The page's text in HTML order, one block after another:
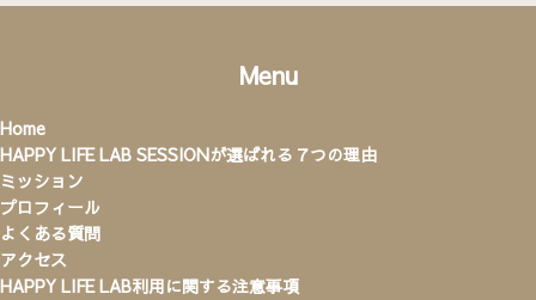
Menu
Home
HAPPY LIFE LAB SESSIONが選ばれる７つの理由
ミッション
プロフィール
よくある質問
アクセス
HAPPY LIFE LAB利用に関する注意事項